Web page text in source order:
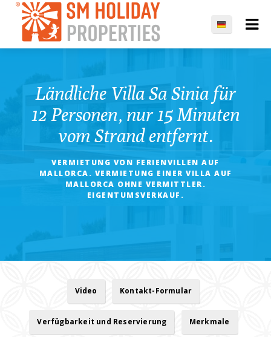
Ländliche Villa Sa Sinia für
12 Personen, nur 15 Minuten
vom Strand entfernt.
VERMIETUNG VON FERIENVILLEN AUF
MALLORCA. VERMIETUNG EINER VILLA AUF
MALLORCA OHNE VERMITTLER.
EIGENTUMSVERKAUF.
Video Kontakt-Formular
Verfügbarkeit und Reservierung Merkmale